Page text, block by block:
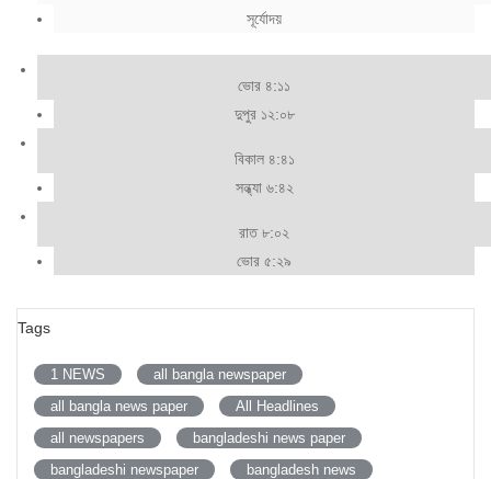
সূর্যোদয়
ভোর ৪:১১
দুপুর ১২:০৮
বিকাল ৪:৪১
সন্ধ্যা ৬:৪২
রাত ৮:০২
ভোর ৫:২৯
Tags
1 NEWS
all bangla newspaper
all bangla news paper
All Headlines
all newspapers
bangladeshi news paper
bangladeshi newspaper
bangladesh news